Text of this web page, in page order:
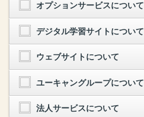
オプションサービスについて
デジタル学習サイトについて
ウェブサイトについて
ユーキャングループについて
法人サービスについて